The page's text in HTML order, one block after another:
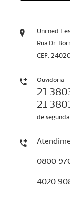
Unimed
Rua Dr.
CEP:
Ouvidoria
21
21
de
0800
4020